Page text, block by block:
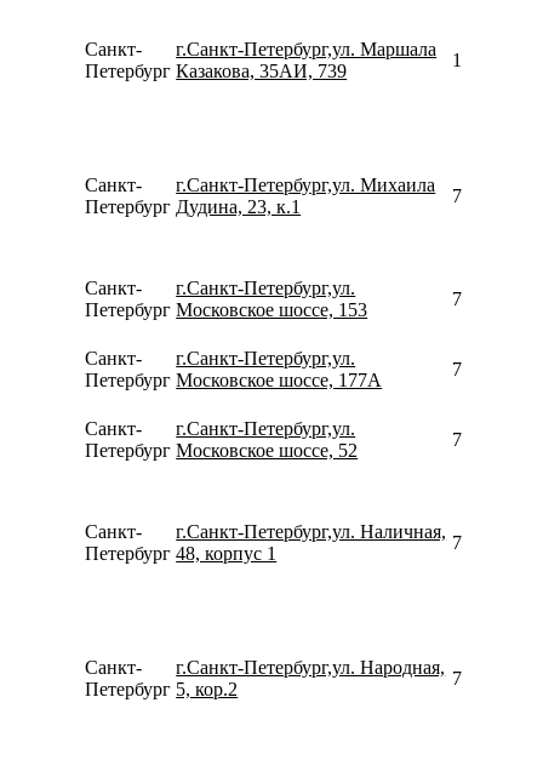
Санкт-
Петербург
г.Санкт-Петербург,ул. Маршала
Казакова, 35АИ, 739
Санкт-
Петербург
г.Санкт-Петербург,ул. Михаила
Дудина, 23, к.1
Санкт-
Петербург
г.Санкт-Петербург,ул.
Московское шоссе, 153
Санкт-
Петербург
г.Санкт-Петербург,ул.
Московское шоссе, 177А
Санкт-
Петербург
г.Санкт-Петербург,ул.
Московское шоссе, 52
Санкт-
Петербург
г.Санкт-Петербург,ул. Наличная,
48, корпус 1
Санкт-
Петербург
г.Санкт-Петербург,ул. Народная,
5, кор.2